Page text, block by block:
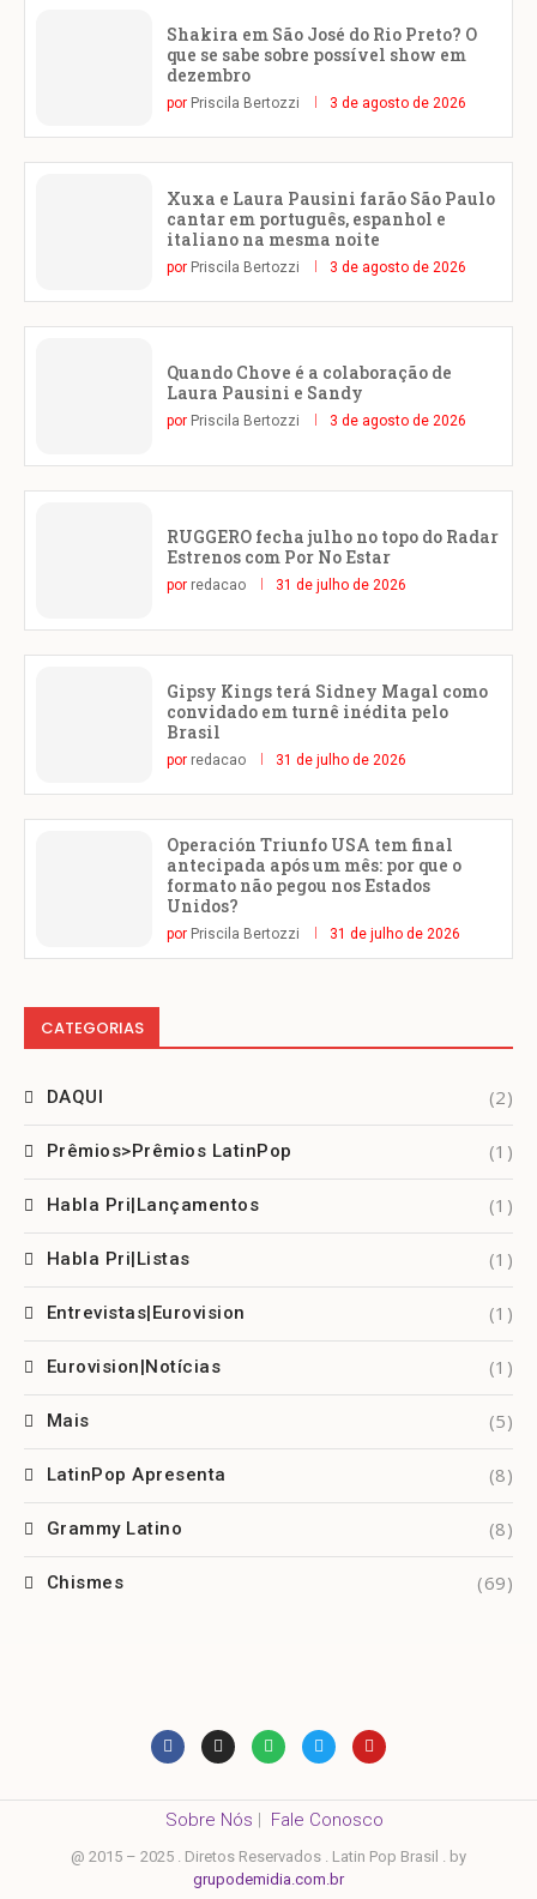
Shakira em São José do Rio Preto? O
que se sabe sobre possível show em
dezembro
por Priscila Bertozzi 3 de agosto de 2026
Xuxa e Laura Pausini farão São Paulo
cantar em português, espanhol e
italiano na mesma noite
por Priscila Bertozzi 3 de agosto de 2026
Quando Chove é a colaboração de
Laura Pausini e Sandy
por Priscila Bertozzi 3 de agosto de 2026
RUGGERO fecha julho no topo do Radar
Estrenos com Por No Estar
por redacao 31 de julho de 2026
Gipsy Kings terá Sidney Magal como
convidado em turnê inédita pelo
Brasil
por redacao 31 de julho de 2026
Operación Triunfo USA tem final
antecipada após um mês: por que o
formato não pegou nos Estados
Unidos?
por Priscila Bertozzi 31 de julho de 2026
CATEGORIAS
DAQUI (2)
Prêmios>Prêmios LatinPop (1)
Habla Pri|Lançamentos (1)
Habla Pri|Listas (1)
Entrevistas|Eurovision (1)
Eurovision|Notícias (1)
Mais (5)
LatinPop Apresenta (8)
Grammy Latino (8)
Chismes (69)
Sobre Nós | Fale Conosco
@ 2015 – 2025 . Diretos Reservados . Latin Pop Brasil . by
grupodemidia.com.br